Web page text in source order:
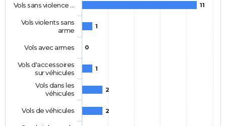
11
1
0
1
2
2
Vols sans violence …
Vols violents sans
arme
Vols avec armes
Vols d'accessoires
sur véhicules
Vols dans les
véhicules
Vols de véhicules